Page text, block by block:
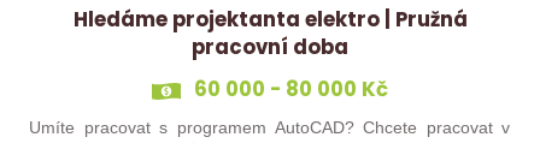
Hledáme projektanta elektro | Pružná
pracovní doba
60 000 - 80 000 Kč
Umíte pracovat s programem AutoCAD? Chcete pracovat v